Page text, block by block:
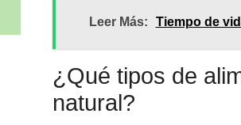
Leer Más: Tiempo de
¿Qué tipos de
natural?